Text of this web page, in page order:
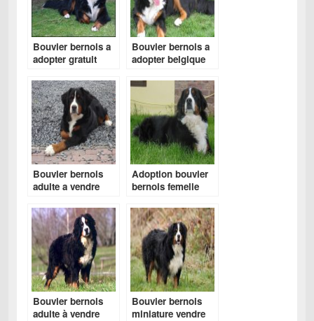
Bouvier bernois a
adopter gratuit
Bouvier bernois a
adopter belgique
Bouvier bernois
adulte a vendre
Adoption bouvier
bernois femelle
Bouvier bernois
adulte à vendre
Bouvier bernois
miniature vendre